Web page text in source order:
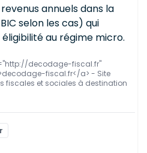
annuels dans la
selon les cas) qui
au régime micro.
decodage-fiscal.fr"
fiscal.fr</a> - Site
fiscales et sociales à destination